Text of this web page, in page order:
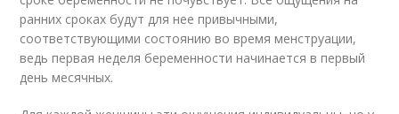
ранних сроках будут для нее привычными,
соответствующими состоянию во время менструации,
ведь первая неделя беременности начинается в первый
день месячных.